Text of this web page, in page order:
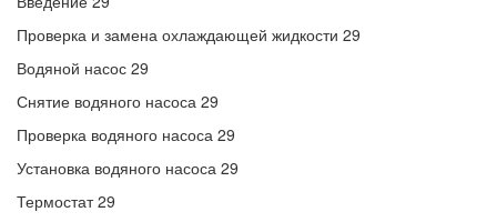
Проверка и замена охлаждающей жидкости 29
Водяной насос 29
Снятие водяного насоса 29
Проверка водяного насоса 29
Установка водяного насоса 29
Термостат 29